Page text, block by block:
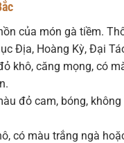
của món gà tiềm.
Địa, Hoàng Kỳ, Đại
khô, căng mọng, có
đỏ cam, bóng,
có màu trắng ngà